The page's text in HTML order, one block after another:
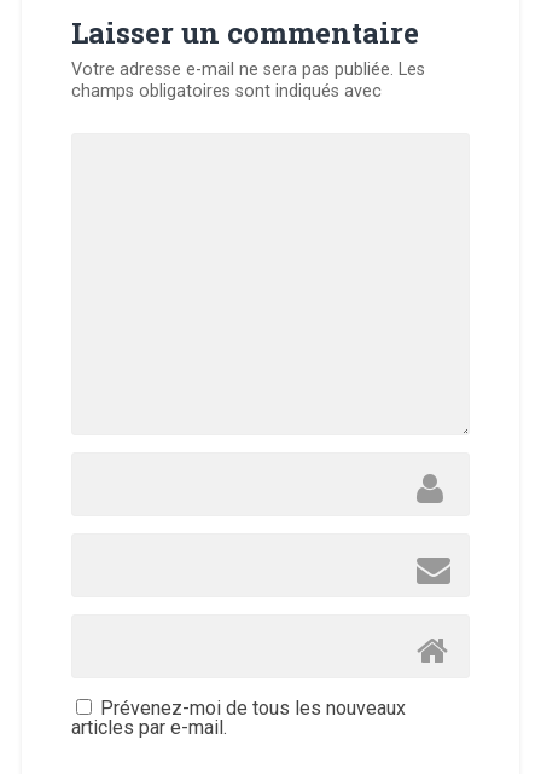
Laisser un commentaire
Votre adresse e-mail ne sera pas publiée. Les
champs obligatoires sont indiqués avec
Prévenez-moi de tous les nouveaux
articles par e-mail.